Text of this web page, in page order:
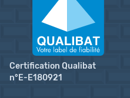
Certification Qualibat
n°E-E180921